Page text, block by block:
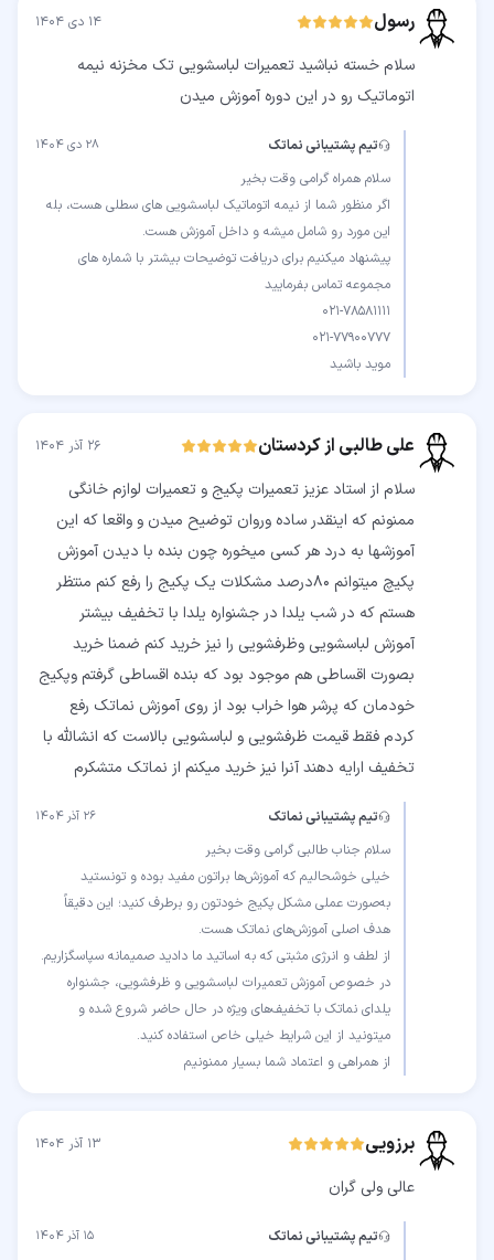
رسول ۱۴ دی ۱۴۰۴
سلام خسته نباشید تعمیرات لباسشویی تک مخزنه نیمه
اتوماتیک رو در این دوره آموزش میدن
تیم پشتیبانی نماتک ۲۸ دی ۱۴۰۴
اگر منظور شما از نیمه اتوماتیک لباسشویی های سطلی هست، بله
پیشنهاد میکنیم برای دریافت توضیحات بیشتر با شماره های
موید باشید
علی طالبی از کردستان ۲۶ آذر ۱۴۰۴
سلام از استاد عزیز تعمیرات پکیج و تعمیرات لوازم خانگی
ممنونم که اینقدر ساده وروان توضیح میدن و واقعا که این
آموزشها به درد هر کسی میخوره چون بنده با دیدن آموزش
پکیچ میتوانم 80درصد مشکلات یک پکیج را رفع کنم منتظر
هستم که در شب یلدا در جشنواره یلدا با تخفیف بیشتر
آموزش لباسشویی وظرفشویی را نیز خرید کنم ضمنا خرید
بصورت اقساطی هم موجود بود که بنده اقساطی گرفتم وپکیج
خودمان که پرشر هوا خراب بود از روی آموزش نماتک رفع
کردم فقط قیمت ظرفشویی و لباسشویی بالاست که انشالله با
تخفیف ارایه دهند آنرا نیز خرید میکنم از نماتک متشکرم
تیم پشتیبانی نماتک ۲۶ آذر ۱۴۰۴
خیلی خوشحالیم که آموزش‌ها براتون مفید بوده و تونستید
به‌صورت عملی مشکل پکیج خودتون رو برطرف کنید؛ این دقیقاً
در خصوص آموزش تعمیرات لباسشویی و ظرفشویی، جشنواره
یلدای نماتک با تخفیف‌های ویژه در حال حاضر شروع شده و
از همراهی و اعتماد شما بسیار ممنونیم
برزویی ۱۳ آذر ۱۴۰۴
عالی ولی گران
تیم پشتیبانی نماتک ۱۵ آذر ۱۴۰۴